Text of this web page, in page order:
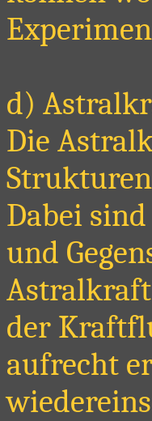
d)
Die
Dabei
und
der
aufrecht